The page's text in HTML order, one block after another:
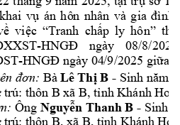
khai vụ án hôn nhân và gia đình
việc “Tranh chấp ly hôn”
-HNGĐ ngày 08/8/2025
-HNGĐ ngày 04/9/2025 giữa
đơn: Bà Lê Thị B- Sinh năm:
trú: thôn B xã B, tỉnh Khánh Hoà.
Ông Nguyễn Thanh B - Sinh
trú: thôn B, xã B, tỉnh Khánh